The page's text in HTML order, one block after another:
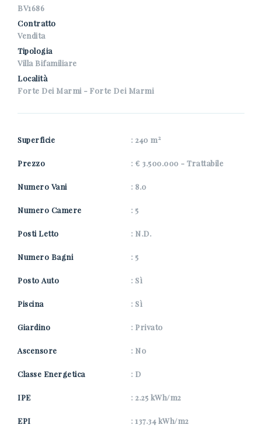
BV1686
Contratto
Vendita
Tipologia
Villa Bifamiliare
Località
Forte Dei Marmi - Forte Dei Marmi
Superficie : 240 m2
Prezzo : € 3.500.000 - Trattabile
Numero Vani : 8.0
Numero Camere : 5
Posti Letto : N.D.
Numero Bagni : 5
Posto Auto : Sì
Piscina : Sì
Giardino : Privato
Ascensore : No
Classe Energetica : D
IPE : 2.25 kWh/m2
EPI : 137.34 kWh/m2
*Il tuo nome
Presto il consenso al trattamento dei miei dati
dell'informativa Privacy
Ricevi immobili simili a questo da Nuova Zarri.
*Controllo Antispam: qual è il numero fra 2 e 4?